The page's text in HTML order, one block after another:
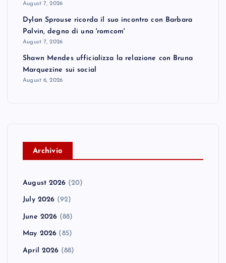
August 7, 2026
Dylan Sprouse ricorda il suo incontro con Barbara
Palvin, degno di una 'romcom'
August 7, 2026
Shawn Mendes ufficializza la relazione con Bruna
Marquezine sui social
August 6, 2026
Archivio
August 2026 (20)
July 2026 (92)
June 2026 (88)
May 2026 (85)
April 2026 (88)